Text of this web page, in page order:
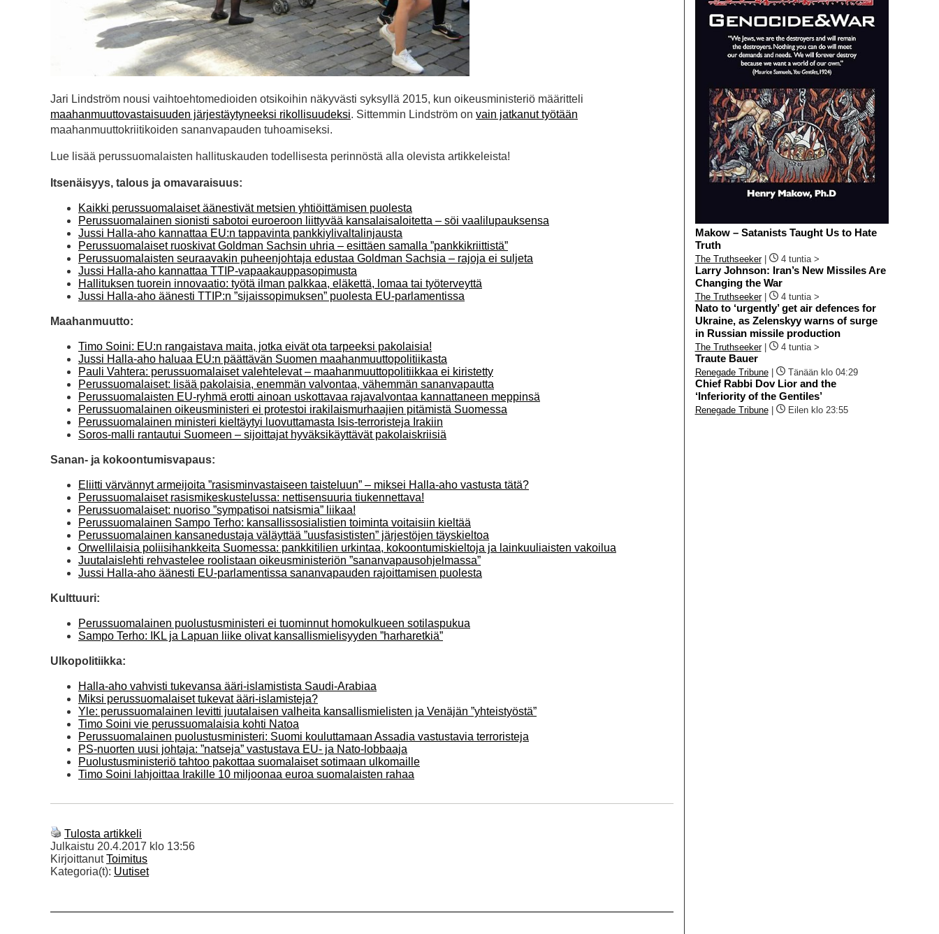
Jari Lindström nousi vaihtoehtomedioiden otsikoihin näkyvästi syksyllä 2015, kun oikeusministeriö määritteli
maahanmuuttovastaisuuden järjestäytyneeksi rikollisuudeksi. Sittemmin Lindström on vain jatkanut työtään
maahanmuuttokriitikoiden sananvapauden tuhoamiseksi.
Lue lisää perussuomalaisten hallituskauden todellisesta perinnöstä alla olevista artikkeleista!
Itsenäisyys, talous ja omavaraisuus:
Kaikki perussuomalaiset äänestivät metsien yhtiöittämisen puolesta
Perussuomalainen sionisti sabotoi euroeroon liittyvää kansalaisaloitetta – söi vaalilupauksensa
Jussi Halla-aho kannattaa EU:n tappavinta pankkiylivaltalinjausta
Perussuomalaiset ruoskivat Goldman Sachsin uhria – esittäen samalla ”pankkikriittistä”
Perussuomalaisten seuraavakin puheenjohtaja edustaa Goldman Sachsia – rajoja ei suljeta
Jussi Halla-aho kannattaa TTIP-vapaakauppasopimusta
Hallituksen tuorein innovaatio: työtä ilman palkkaa, eläkettä, lomaa tai työterveyttä
Jussi Halla-aho äänesti TTIP:n ”sijaissopimuksen” puolesta EU-parlamentissa
Maahanmuutto:
Timo Soini: EU:n rangaistava maita, jotka eivät ota tarpeeksi pakolaisia!
Jussi Halla-aho haluaa EU:n päättävän Suomen maahanmuuttopolitiikasta
Pauli Vahtera: perussuomalaiset valehtelevat – maahanmuuttopolitiikkaa ei kiristetty
Perussuomalaiset: lisää pakolaisia, enemmän valvontaa, vähemmän sananvapautta
Perussuomalaisten EU-ryhmä erotti ainoan uskottavaa rajavalvontaa kannattaneen meppinsä
Perussuomalainen oikeusministeri ei protestoi irakilaismurhaajien pitämistä Suomessa
Perussuomalainen ministeri kieltäytyi luovuttamasta Isis-terroristeja Irakiin
Soros-malli rantautui Suomeen – sijoittajat hyväksikäyttävät pakolaiskriisiä
Sanan- ja kokoontumisvapaus:
Eliitti värvännyt armeijoita ”rasisminvastaiseen taisteluun” – miksei Halla-aho vastusta tätä?
Perussuomalaiset rasismikeskustelussa: nettisensuuria tiukennettava!
Perussuomalaiset: nuoriso ”sympatisoi natsismia” liikaa!
Perussuomalainen Sampo Terho: kansallissosialistien toiminta voitaisiin kieltää
Perussuomalainen kansanedustaja väläyttää ”uusfasististen” järjestöjen täyskieltoa
Orwellilaisia poliisihankkeita Suomessa: pankkitilien urkintaa, kokoontumiskieltoja ja lainkuuliaisten vakoilua
Juutalaislehti rehvastelee roolistaan oikeusministeriön ”sananvapausohjelmassa”
Jussi Halla-aho äänesti EU-parlamentissa sananvapauden rajoittamisen puolesta
Kulttuuri:
Perussuomalainen puolustusministeri ei tuominnut homokulkueen sotilaspukua
Sampo Terho: IKL ja Lapuan liike olivat kansallismielisyyden ”harharetkiä”
Ulkopolitiikka:
Halla-aho vahvisti tukevansa ääri-islamistista Saudi-Arabiaa
Miksi perussuomalaiset tukevat ääri-islamisteja?
Yle: perussuomalainen levitti juutalaisen valheita kansallismielisten ja Venäjän ”yhteistyöstä”
Timo Soini vie perussuomalaisia kohti Natoa
Perussuomalainen puolustusministeri: Suomi kouluttamaan Assadia vastustavia terroristeja
PS-nuorten uusi johtaja: ”natseja” vastustava EU- ja Nato-lobbaaja
Puolustusministeriö tahtoo pakottaa suomalaiset sotimaan ulkomaille
Timo Soini lahjoittaa Irakille 10 miljoonaa euroa suomalaisten rahaa
Tulosta artikkeli
Julkaistu 20.4.2017 klo 13:56
KirjoittanutToimitus
Kategoria(t): Uutiset
Makow – Satanists Taught Us to Hate
Truth
The Truthseeker| 4 tuntia >
Larry Johnson: Iran’s New Missiles Are
Changing the War
The Truthseeker| 4 tuntia >
Nato to ‘urgently’ get air defences for
Ukraine, as Zelenskyy warns of surge
in Russian missile production
The Truthseeker| 4 tuntia >
Traute Bauer
Renegade Tribune| Tänään klo 04:29
Chief Rabbi Dov Lior and the
‘Inferiority of the Gentiles’
Renegade Tribune| Eilen klo 23:55